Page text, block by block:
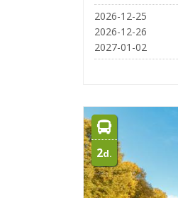
2026-12-25
2026-12-26
2027-01-02
2d.